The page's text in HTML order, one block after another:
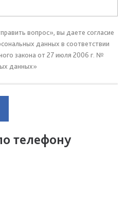
вопрос», вы даете согласие
данных в соответствии
закона от 27 июля 2006 г. №
данных»
телефону